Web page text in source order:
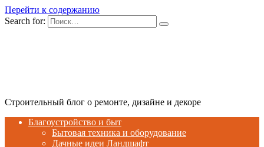
Перейти к содержанию
Search for:
Строительный блог о ремонте, дизайне и декоре
Благоустройство и быт
Бытовая техника и оборудование
Дачные идеи Ландшафт